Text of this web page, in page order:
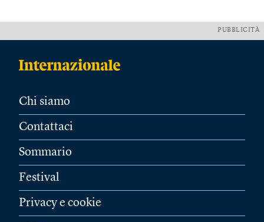
PUBBLICITÀ
Chi siamo
Contattaci
Sommario
Festival
Privacy e cookie